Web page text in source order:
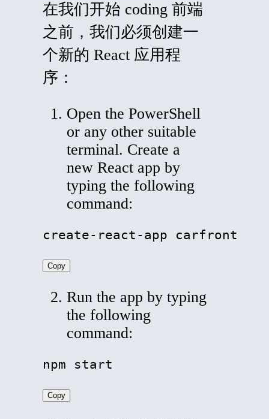
在我们开始 coding 前端
之前，我们必须创建一
个新的 React 应用程
序：
Open the PowerShell
or any other suitable
terminal. Create a
new React app by
typing the following
command:
create-react-app carfront
Copy
Run the app by typing
the following
command:
npm start
Copy